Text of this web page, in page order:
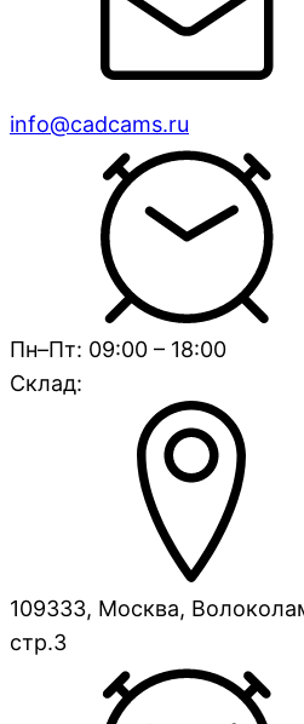
info@cadcams.ru
Пн–Пт: 09:00 – 18:00
Склад:
109333, Москва,
стр.3